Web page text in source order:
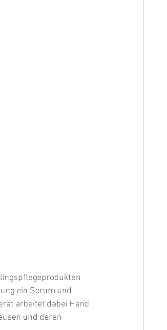
ein Serum und
arbeitet dabei Hand
und deren